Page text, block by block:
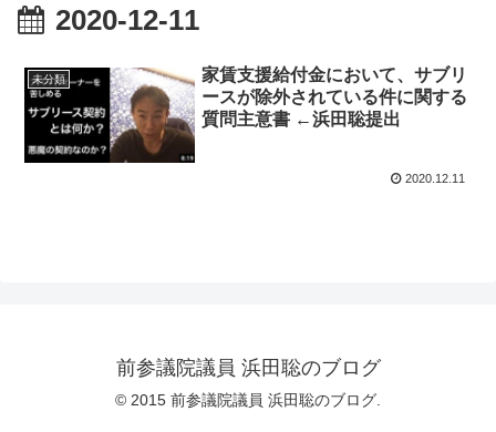
2020-12-11
未分類
家賃支援給付金において、サブリ
ースが除外されている件に関する
質問主意書 ←浜田聡提出
2020.12.11
前参議院議員 浜田聡のブログ
© 2015 前参議院議員 浜田聡のブログ.